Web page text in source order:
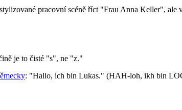
pracovní scéně říct "Frau Anna Keller",
je to čisté "s", ne "z."
: "Hallo, ich bin Lukas." (HAH-loh, ikh bin